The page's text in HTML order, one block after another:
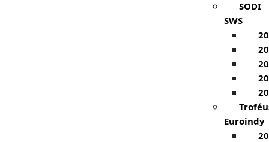
SODI
SWS
Euroindy